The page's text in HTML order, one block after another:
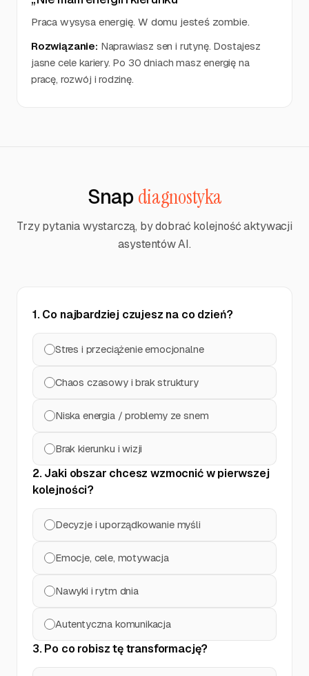
Praca wysysa energię. W domu jesteś zombie.
Rozwiązanie: Naprawiasz sen i rutynę. Dostajesz
jasne cele kariery. Po 30 dniach masz energię na
pracę, rozwój i rodzinę.
Snapdiagnostyka
Trzy pytania wystarczą, by dobrać kolejność aktywacji
asystentów AI.
1. Co najbardziej czujesz na co dzień?
Stres i przeciążenie emocjonalne
Chaos czasowy i brak struktury
Niska energia / problemy ze snem
Brak kierunku i wizji
2. Jaki obszar chcesz wzmocnić w pierwszej
kolejności?
Decyzje i uporządkowanie myśli
Emocje, cele, motywacja
Nawyki i rytm dnia
Autentyczna komunikacja
3. Po co robisz tę transformację?